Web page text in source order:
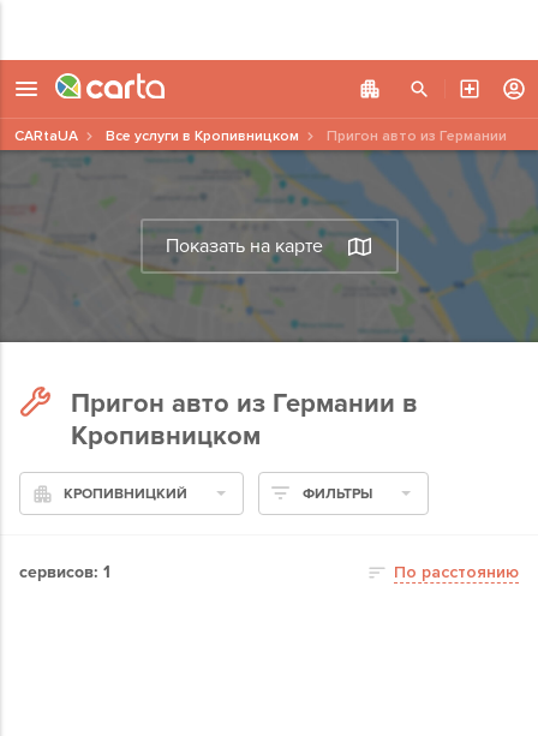
Показать на карте
CARtaUA Все услуги в Кропивницком Пригон авто из Германии
Пригон авто из Германии в
Кропивницком
КРОПИВНИЦКИЙ ФИЛЬТРЫ
сервисов: 1 По расстоянию